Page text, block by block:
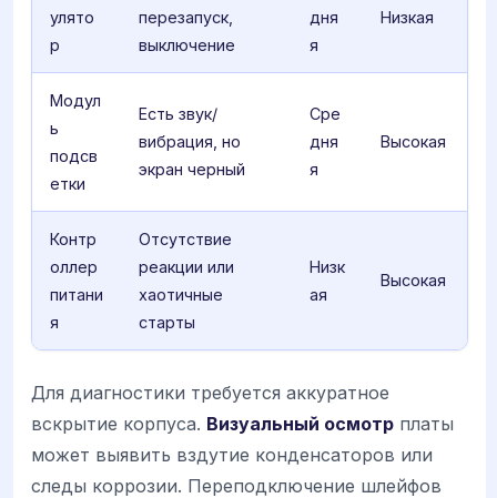
улято
р
перезапуск,
выключение
дня
я
Низкая
Модул
ь
подсв
етки
Есть звук/
вибрация, но
экран черный
Сре
дня
я
Высокая
Контр
оллер
питани
я
Отсутствие
реакции или
хаотичные
старты
Низк
ая
Высокая
Для диагностики требуется аккуратное
вскрытие корпуса. Визуальный осмотр платы
может выявить вздутие конденсаторов или
следы коррозии. Переподключение шлейфов